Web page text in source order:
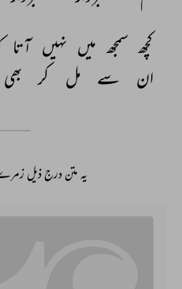
کچھ سمجھ میں نہیں آتا
ان
سے مل کر بھی
یہ متن درج ذیل